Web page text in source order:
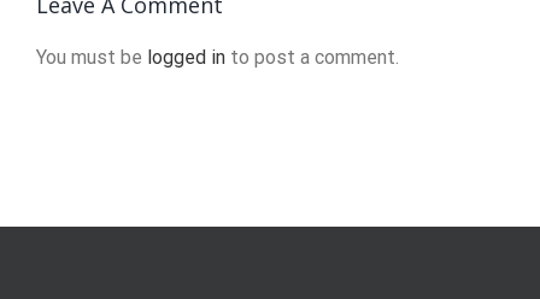
You must be logged in to post a comment.